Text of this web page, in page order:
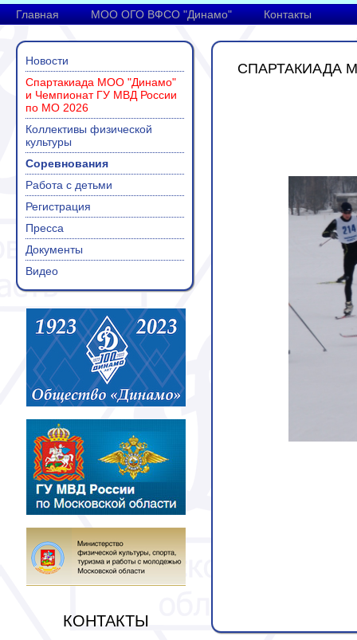
Главная МОО ОГО ВФСО "Динамо" Контакты
Новости
Спартакиада МОО "Динамо"
и Чемпионат ГУ МВД России
по МО 2026
Коллективы физической
культуры
Соревнования
Работа с детьми
Регистрация
Пресса
Документы
Видео
КОНТАКТЫ
СПАРТАКИАДА